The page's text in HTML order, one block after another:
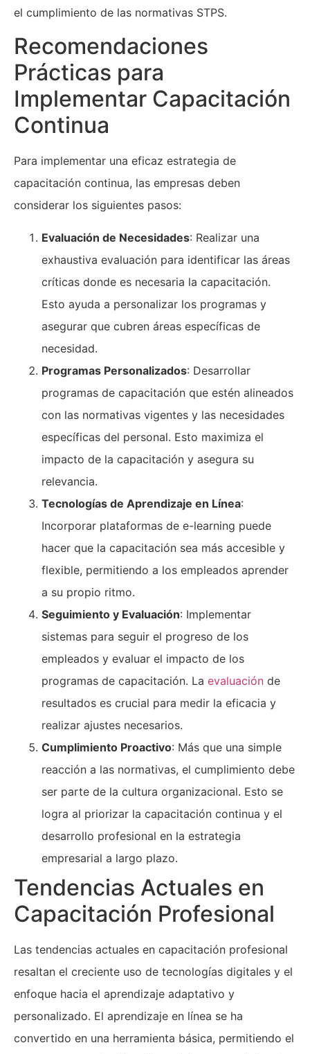
el cumplimiento de las normativas STPS.
Recomendaciones
Prácticas para
Implementar Capacitación
Continua
Para implementar una eficaz estrategia de
capacitación continua, las empresas deben
considerar los siguientes pasos:
Evaluación de Necesidades: Realizar una
exhaustiva evaluación para identificar las áreas
críticas donde es necesaria la capacitación.
Esto ayuda a personalizar los programas y
asegurar que cubren áreas específicas de
necesidad.
Programas Personalizados: Desarrollar
programas de capacitación que estén alineados
con las normativas vigentes y las necesidades
específicas del personal. Esto maximiza el
impacto de la capacitación y asegura su
relevancia.
Tecnologías de Aprendizaje en Línea:
Incorporar plataformas de e-learning puede
hacer que la capacitación sea más accesible y
flexible, permitiendo a los empleados aprender
a su propio ritmo.
Seguimiento y Evaluación: Implementar
sistemas para seguir el progreso de los
empleados y evaluar el impacto de los
programas de capacitación. La evaluación de
resultados es crucial para medir la eficacia y
realizar ajustes necesarios.
Cumplimiento Proactivo: Más que una simple
reacción a las normativas, el cumplimiento debe
ser parte de la cultura organizacional. Esto se
logra al priorizar la capacitación continua y el
desarrollo profesional en la estrategia
empresarial a largo plazo.
Tendencias Actuales en
Capacitación Profesional
Las tendencias actuales en capacitación profesional
resaltan el creciente uso de tecnologías digitales y el
enfoque hacia el aprendizaje adaptativo y
personalizado. El aprendizaje en línea se ha
convertido en una herramienta básica, permitiendo el